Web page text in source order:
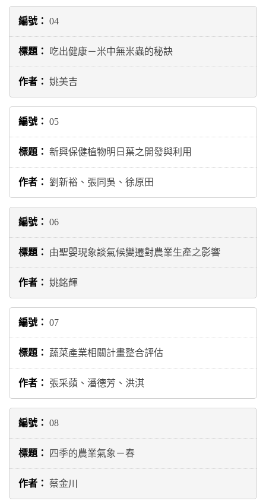
04
吃出健康－米中無米蟲的秘訣
姚美吉
05
新興保健植物明日葉之開發與利用
劉新裕、張同吳、徐原田
06
由聖嬰現象談氣候變遷對農業生產之影響
姚銘輝
07
蔬菜產業相關計畫整合評估
張采蘋、潘德芳、洪淇
08
四季的農業氣象－春
蔡金川